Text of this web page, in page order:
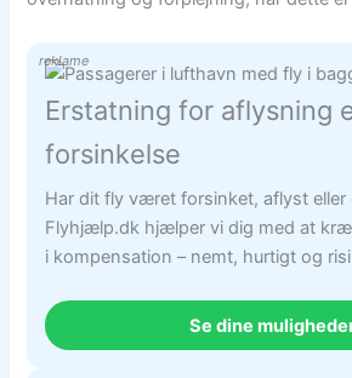
reklame
Erstatning for aflysning
forsinkelse
Har dit fly været forsinket, aflyst eller
Flyhjælp.dk hjælper vi dig med at
i kompensation – nemt, hurtigt og
Se dine